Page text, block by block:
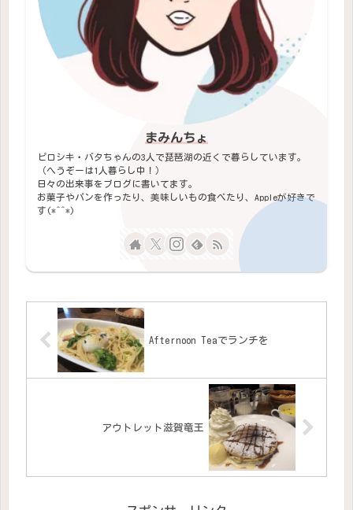
まみんちょ
ピロシキ・バタちゃんの3人で琵琶湖の近くで暮らしています。
（へうぞーは1人暮らし中！）
日々の出来事をブログに書いてます。
お菓子やパンを作ったり、美味しいもの食べたり、Appleが好きで
す(*^^*)
Afternoon Teaでランチを
アウトレット滋賀竜王